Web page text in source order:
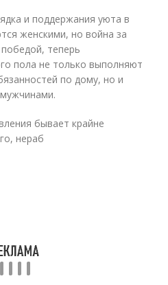
и поддержания уюта в
женскими, но война за
теперь
пола не только выполняют
по дому, но и
бывает крайне
нераб